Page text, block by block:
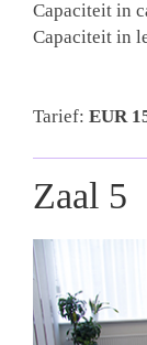
Capaciteit in
Capaciteit in
Tarief: EUR
Zaal 5